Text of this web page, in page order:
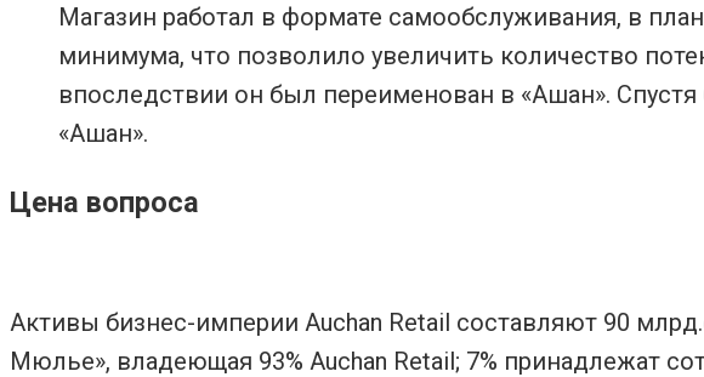
Магазин работал в формате самообслуживания, в
минимума, что позволило увеличить количество
впоследствии он был переименован в «Ашан».
«Ашан».
Цена вопроса
Активы бизнес-империи Auchan Retail составляют 90
Мюлье», владеющая 93% Auchan Retail; 7% принадлежат